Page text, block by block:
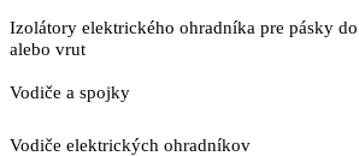
Izolátory elektrického ohradníka pre pásky
alebo vrut
Vodiče a spojky
Vodiče elektrických ohradníkov